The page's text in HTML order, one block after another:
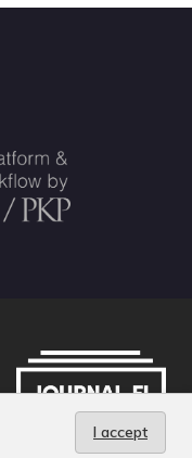
I accept